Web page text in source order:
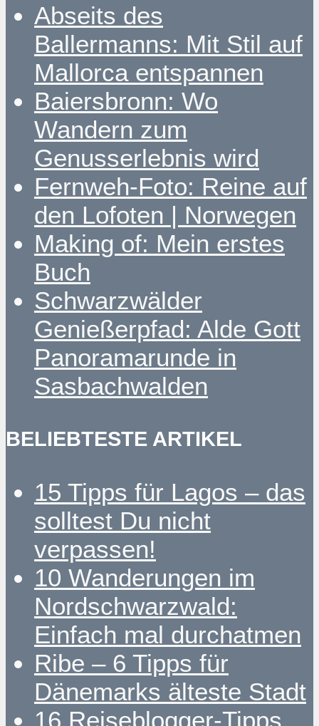
Abseits des
Ballermanns: Mit Stil auf
Mallorca entspannen
Baiersbronn: Wo
Wandern zum
Genusserlebnis wird
Fernweh-Foto: Reine auf
den Lofoten | Norwegen
Making of: Mein erstes
Buch
Schwarzwälder
Genießerpfad: Alde Gott
Panoramarunde in
Sasbachwalden
BELIEBTESTE ARTIKEL
15 Tipps für Lagos – das
solltest Du nicht
verpassen!
10 Wanderungen im
Nordschwarzwald:
Einfach mal durchatmen
Ribe – 6 Tipps für
Dänemarks älteste Stadt
16 Reiseblogger-Tipps